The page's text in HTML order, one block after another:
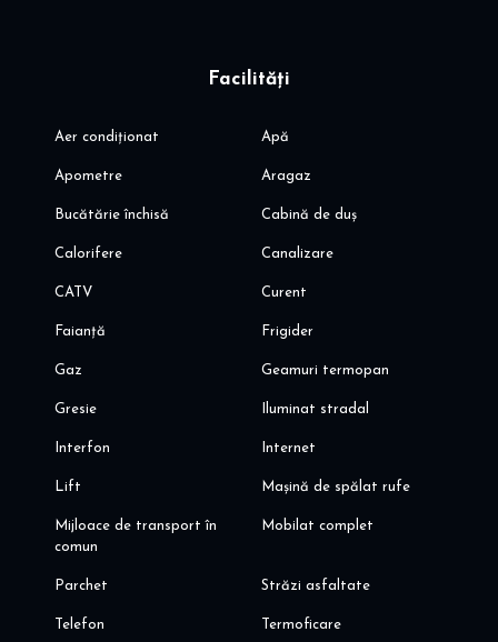
Facilități
Aer condiționat Apă
Apometre Aragaz
Bucătărie închisă Cabină de duș
Calorifere Canalizare
CATV Curent
Faianță Frigider
Gaz Geamuri termopan
Gresie Iluminat stradal
Interfon Internet
Lift Mașină de spălat rufe
Mijloace de transport în
comun
Mobilat complet
Parchet Străzi asfaltate
Telefon Termoficare